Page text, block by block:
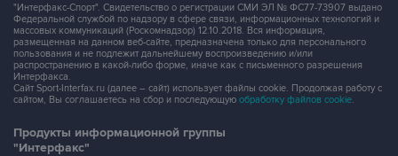
"Интерфакс-Спорт". Свидетельство о регистрации СМИ ЭЛ № ФС77-73907 выдано
Федеральной службой по надзору в сфере связи, информационных технологий и
массовых коммуникаций (Роскомнадзор) 12.10.2018. Вся информация,
размещенная на данном веб-сайте, предназначена только для персонального
пользования и не подлежит дальнейшему воспроизведению и/или
распространению в какой-либо форме, иначе как с письменного разрешения
Интерфакса.
Сайт Sport-Interfax.ru (далее – сайт) использует файлы cookie. Продолжая работу с
сайтом, Вы соглашаетесь на сбор и последующую обработку файлов cookie.
Продукты информационной группы
"Интерфакс"